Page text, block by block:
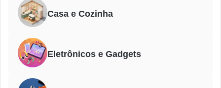
Casa e Cozinha
Eletrônicos e Gadgets